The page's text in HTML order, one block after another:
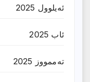
ئەیلوول 2025
ئاب 2025
تەممووز 2025